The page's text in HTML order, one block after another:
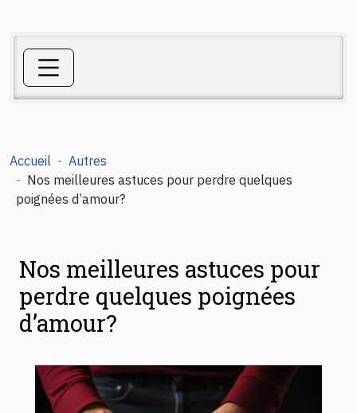
Accueil
Autres
Nos meilleures astuces pour perdre quelques
poignées d’amour?
Nos meilleures astuces pour
perdre quelques poignées
d’amour?